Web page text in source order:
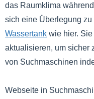
das Raumklima
sich eine Überlegung zu
Wassertank wie hier.
aktualisieren, um sicher
von Suchmaschinen
Webseite in